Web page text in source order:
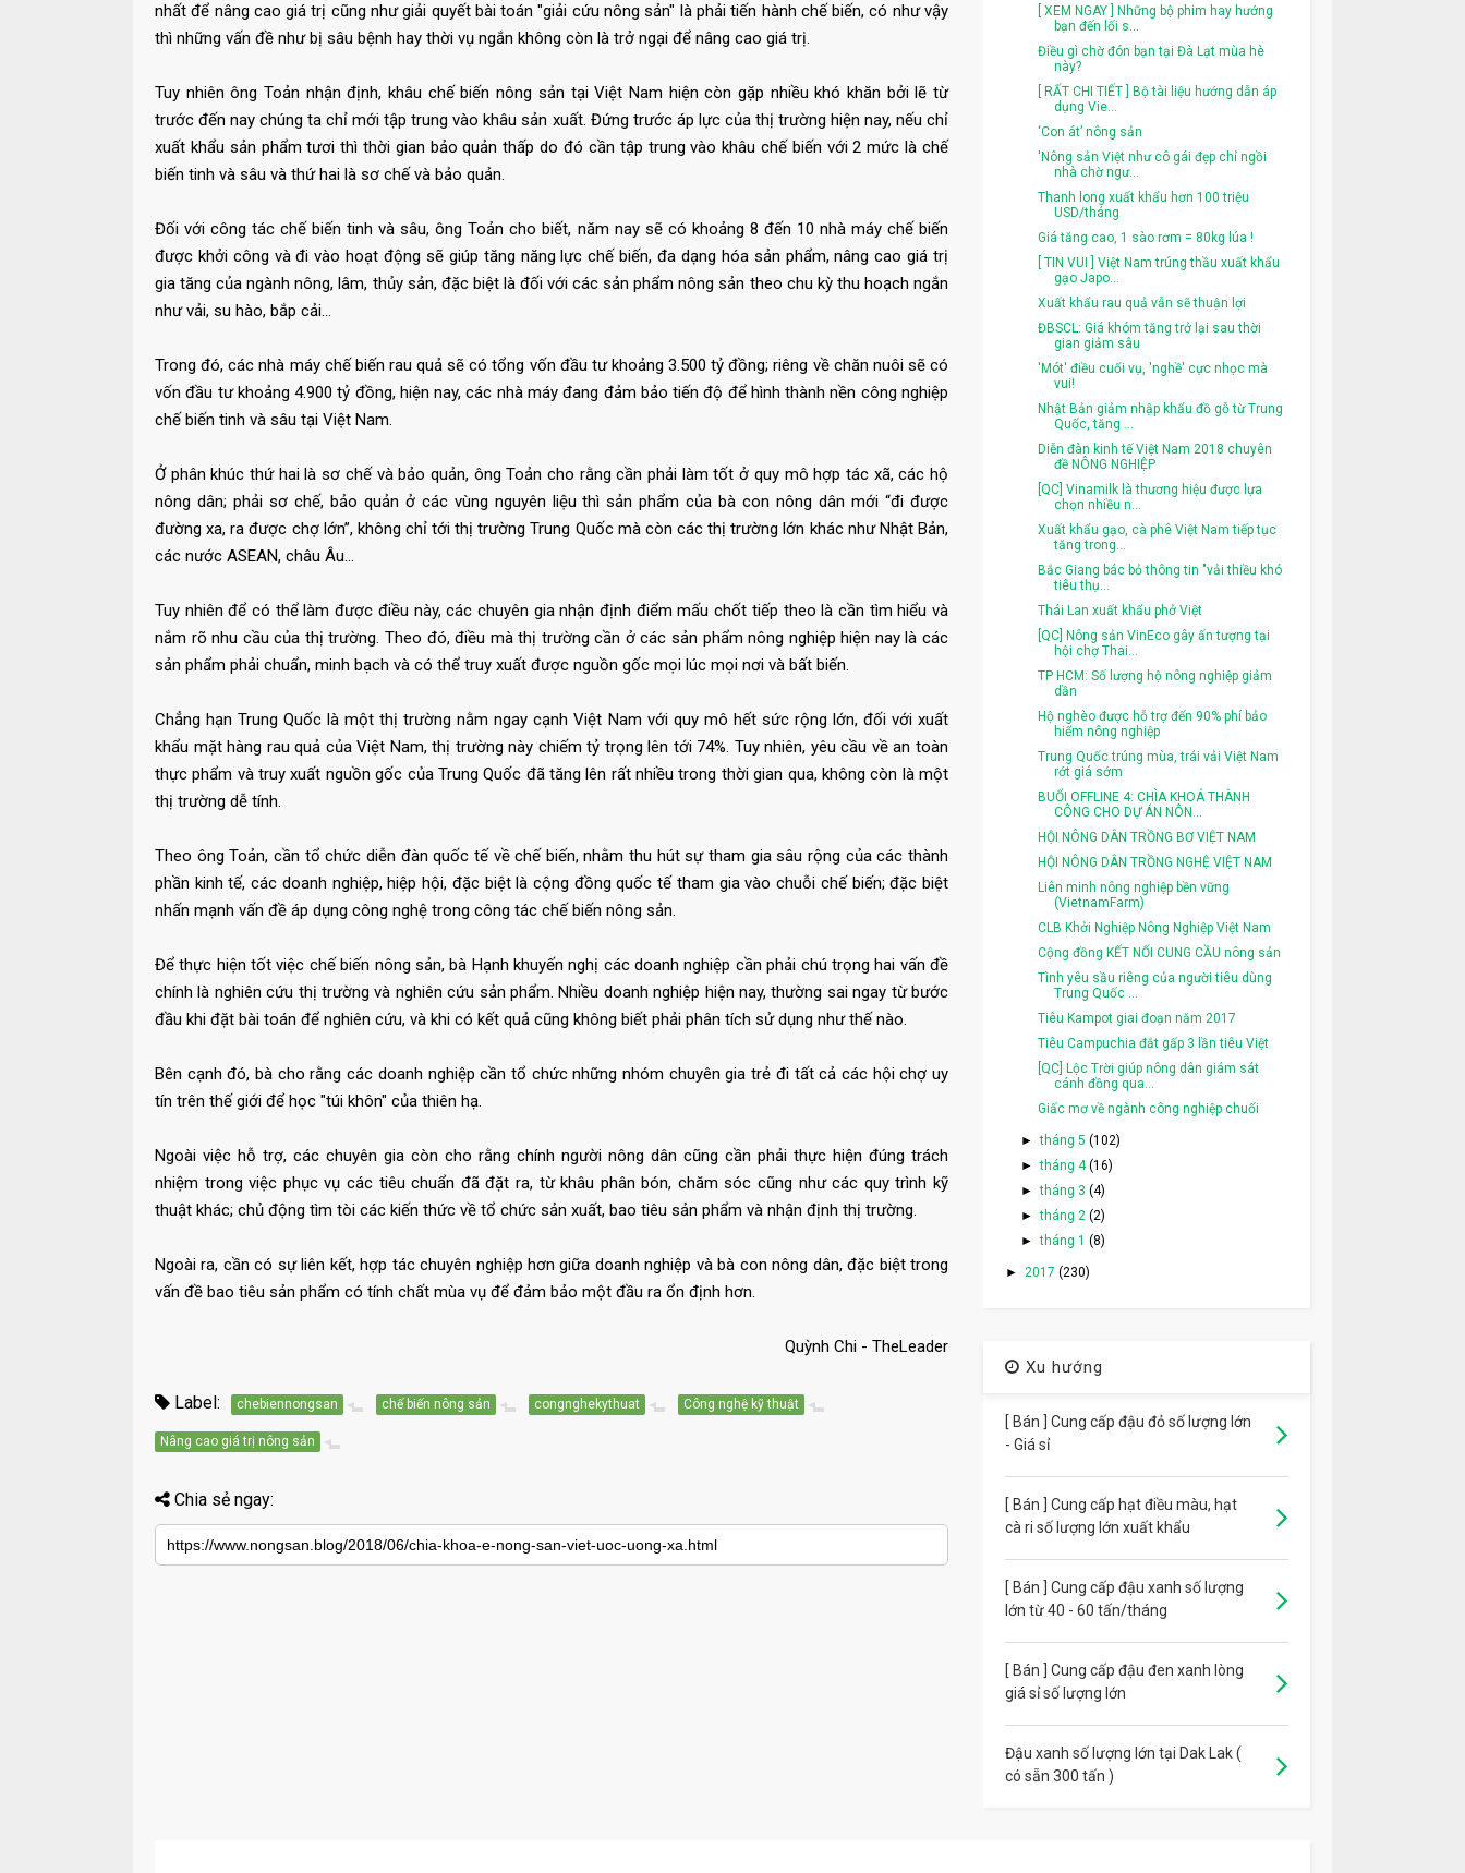
nhất để nâng cao giá trị cũng như giải quyết bài toán "giải cứu nông sản" là phải tiến hành chế biến, có như vậy
thì những vấn đề như bị sâu bệnh hay thời vụ ngắn không còn là trở ngại để nâng cao giá trị.
Tuy nhiên ông Toản nhận định, khâu chế biến nông sản tại Việt Nam hiện còn gặp nhiều khó khăn bởi lẽ từ
trước đến nay chúng ta chỉ mới tập trung vào khâu sản xuất. Đứng trước áp lực của thị trường hiện nay, nếu chỉ
xuất khẩu sản phẩm tươi thì thời gian bảo quản thấp do đó cần tập trung vào khâu chế biến với 2 mức là chế
biến tinh và sâu và thứ hai là sơ chế và bảo quản.
Đối với công tác chế biến tinh và sâu, ông Toản cho biết, năm nay sẽ có khoảng 8 đến 10 nhà máy chế biến
được khởi công và đi vào hoạt động sẽ giúp tăng năng lực chế biến, đa dạng hóa sản phẩm, nâng cao giá trị
gia tăng của ngành nông, lâm, thủy sản, đặc biệt là đối với các sản phẩm nông sản theo chu kỳ thu hoạch ngắn
như vải, su hào, bắp cải...
Trong đó, các nhà máy chế biến rau quả sẽ có tổng vốn đầu tư khoảng 3.500 tỷ đồng; riêng về chăn nuôi sẽ có
vốn đầu tư khoảng 4.900 tỷ đồng, hiện nay, các nhà máy đang đảm bảo tiến độ để hình thành nền công nghiệp
chế biến tinh và sâu tại Việt Nam.
Ở phân khúc thứ hai là sơ chế và bảo quản, ông Toản cho rằng cần phải làm tốt ở quy mô hợp tác xã, các hộ
nông dân; phải sơ chế, bảo quản ở các vùng nguyên liệu thì sản phẩm của bà con nông dân mới “đi được
đường xa, ra được chợ lớn”, không chỉ tới thị trường Trung Quốc mà còn các thị trường lớn khác như Nhật Bản,
các nước ASEAN, châu Âu...
Tuy nhiên để có thể làm được điều này, các chuyên gia nhận định điểm mấu chốt tiếp theo là cần tìm hiểu và
nắm rõ nhu cầu của thị trường. Theo đó, điều mà thị trường cần ở các sản phẩm nông nghiệp hiện nay là các
sản phẩm phải chuẩn, minh bạch và có thể truy xuất được nguồn gốc mọi lúc mọi nơi và bất biến.
Chẳng hạn Trung Quốc là một thị trường nằm ngay cạnh Việt Nam với quy mô hết sức rộng lớn, đối với xuất
khẩu mặt hàng rau quả của Việt Nam, thị trường này chiếm tỷ trọng lên tới 74%. Tuy nhiên, yêu cầu về an toàn
thực phẩm và truy xuất nguồn gốc của Trung Quốc đã tăng lên rất nhiều trong thời gian qua, không còn là một
thị trường dễ tính.
Theo ông Toản, cần tổ chức diễn đàn quốc tế về chế biến, nhằm thu hút sự tham gia sâu rộng của các thành
phần kinh tế, các doanh nghiệp, hiệp hội, đặc biệt là cộng đồng quốc tế tham gia vào chuỗi chế biến; đặc biệt
nhấn mạnh vấn đề áp dụng công nghệ trong công tác chế biến nông sản.
Để thực hiện tốt việc chế biến nông sản, bà Hạnh khuyến nghị các doanh nghiệp cần phải chú trọng hai vấn đề
chính là nghiên cứu thị trường và nghiên cứu sản phẩm. Nhiều doanh nghiệp hiện nay, thường sai ngay từ bước
đầu khi đặt bài toán để nghiên cứu, và khi có kết quả cũng không biết phải phân tích sử dụng như thế nào.
Bên cạnh đó, bà cho rằng các doanh nghiệp cần tổ chức những nhóm chuyên gia trẻ đi tất cả các hội chợ uy
tín trên thế giới để học "túi khôn" của thiên hạ.
Ngoài việc hỗ trợ, các chuyên gia còn cho rằng chính người nông dân cũng cần phải thực hiện đúng trách
nhiệm trong việc phục vụ các tiêu chuẩn đã đặt ra, từ khâu phân bón, chăm sóc cũng như các quy trình kỹ
thuật khác; chủ động tìm tòi các kiến thức về tổ chức sản xuất, bao tiêu sản phẩm và nhận định thị trường.
Ngoài ra, cần có sự liên kết, hợp tác chuyên nghiệp hơn giữa doanh nghiệp và bà con nông dân, đặc biệt trong
vấn đề bao tiêu sản phẩm có tính chất mùa vụ để đảm bảo một đầu ra ổn định hơn.
Quỳnh Chi - TheLeader
Label: chebiennongsan chế biến nông sản congnghekythuat Công nghệ kỹ thuật
Nâng cao giá trị nông sản
Chia sẻ ngay:
[ XEM NGAY ] Những bộ phim hay hướng
bạn đến lối s...
Điề​u gì ch​ờ đón bạ​n t​ại Đà L​ạt mùa hè
này?
[ RẤT CHI TIẾT ] Bộ tài liệu hướng dẫn áp
dụng Vie...
‘Con át’ nông sản
'Nông sản Việt như cô gái đẹp chỉ ngồi
nhà chờ ngư...
Thanh long xuất khẩu hơn 100 triệu
USD/tháng
Giá tăng cao, 1 sào rơm = 80kg lúa !
[ TIN VUI ] Việt Nam trúng thầu xuất khẩu
gạo Japo...
Xuất khẩu rau quả vẫn sẽ thuận lợi
ĐBSCL: Giá khóm tăng trở lại sau thời
gian giảm sâu
'Mót' điều cuối vụ, 'nghề' cực nhọc mà
vui!
Nhật Bản giảm nhập khẩu đồ gỗ từ Trung
Quốc, tăng ...
Diễn đàn kinh tế Việt Nam 2018 chuyên
đề NÔNG NGHIỆP
[QC] Vinamilk là thương hiệu được lựa
chọn nhiều n...
Xuất khẩu gạo, cà phê Việt Nam tiếp tục
tăng trong...
Bắc Giang bác bỏ thông tin "vải thiều khó
tiêu thụ...
Thái Lan xuất khẩu phở Việt
[QC] Nông sản VinEco gây ấn tượng tại
hội chợ Thai...
TP HCM: Số lượng hộ nông nghiệp giảm
dần
Hộ nghèo được hỗ trợ đến 90% phí bảo
hiểm nông nghiệp
Trung Quốc trúng mùa, trái vải Việt Nam
rớt giá sớm
BUỔI OFFLINE 4: CHÌA KHOÁ THÀNH
CÔNG CHO DỰ ÁN NÔN...
HỘI NÔNG DÂN TRỒNG BƠ VIỆT NAM
HỘI NÔNG DÂN TRỒNG NGHỆ VIỆT NAM
Liên minh nông nghiệp bền vững
(VietnamFarm)
CLB Khởi Nghiệp Nông Nghiệp Việt Nam
Cộng đồng KẾT NỐI CUNG CẦU nông sản
Tình yêu sầu riêng của người tiêu dùng
Trung Quốc ...
Tiêu Kampot giai đoạn năm 2017
Tiêu Campuchia đắt gấp 3 lần tiêu Việt
[QC] Lộc Trời giúp nông dân giám sát
cánh đồng qua...
Giấc mơ về ngành công nghiệp chuối
►tháng 5(102)
►tháng 4(16)
►tháng 3(4)
►tháng 2(2)
►tháng 1(8)
► 2017 (230)
Xu hướng
[ Bán ] Cung cấp đậu đỏ số lượng lớn
- Giá sỉ
[ Bán ] Cung cấp hạt điều màu, hạt
cà ri số lượng lớn xuất khẩu
[ Bán ] Cung cấp đậu xanh số lượng
lớn từ 40 - 60 tấn/tháng
[ Bán ] Cung cấp đậu đen xanh lòng
giá sỉ số lượng lớn
Đậu xanh số lượng lớn tại Dak Lak (
có sẵn 300 tấn )